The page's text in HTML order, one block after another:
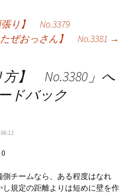
り】 No.3379
たぜおっさん】 No.3381 →
】 No.3380 」へ
ドバック
側チームなら、ある程度はなれ
し規定の距離よりは短めに壁を作